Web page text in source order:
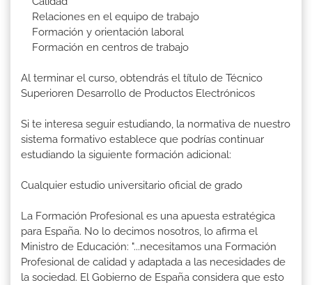
Relaciones en el equipo de trabajo
Formación y orientación laboral
Formación en centros de trabajo
Al terminar el curso, obtendrás el título de Técnico
Superioren Desarrollo de Productos Electrónicos
Si te interesa seguir estudiando, la normativa de nuestro
sistema formativo establece que podrías continuar
estudiando la siguiente formación adicional:
Cualquier estudio universitario oficial de grado
La Formación Profesional es una apuesta estratégica
para España. No lo decimos nosotros, lo afirma el
Ministro de Educación: "...necesitamos una Formación
Profesional de calidad y adaptada a las necesidades de
la sociedad. El Gobierno de España considera que esto